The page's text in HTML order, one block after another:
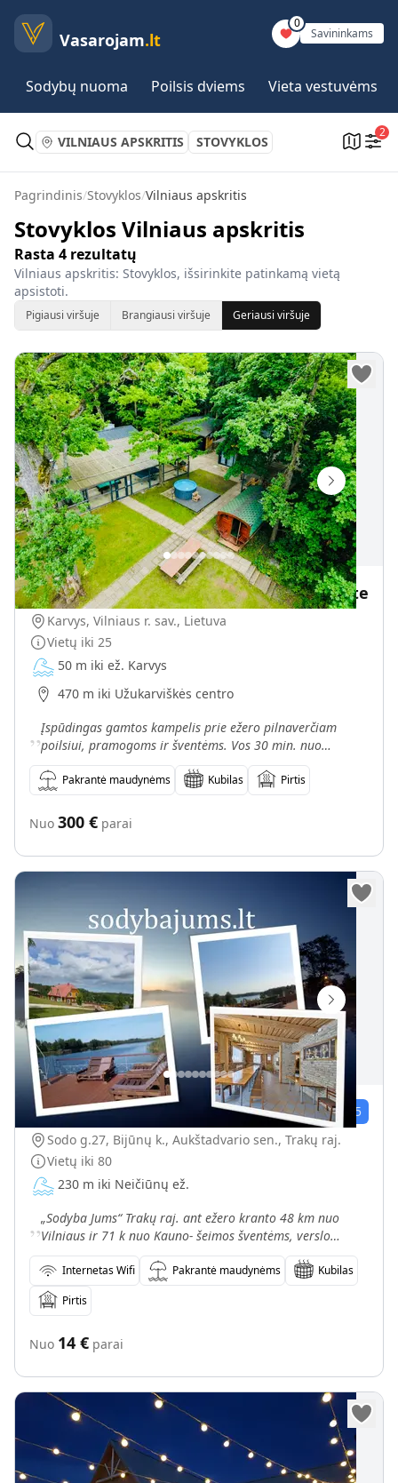
Vasarojam.lt
0
Savininkams
Sodybų nuoma Poilsis dviems Vieta vestuvėms
VILNIAUS APSKRITIS STOVYKLOS
2
Pagrindinis/Stovyklos/Vilniaus apskritis
Stovyklos Vilniaus apskritis
Rasta 4 rezultatų
Vilniaus apskritis: Stovyklos, išsirinkite patinkamą vietą
apsistoti.
Pigiausi viršuje Brangiausi viršuje Geriausi viršuje
Sodyba su pirtimi, kubilu ir ežero pakrante
Karvys, Vilniaus r. sav., Lietuva
Vietų iki 25
50 m iki ež. Karvys
470 m iki Užukarviškės centro
„Įspūdingas gamtos kampelis prie ežero pilnaverčiam
poilsiui, pramogoms ir šventėms. Vos 30 min. nuo
Vilniaus – sodyba prie Karvio ežero.
Pakrantė maudynėms Kubilas Pirtis
Nuo 300 € parai
"Sodyba Jums" Trakų raj. ant ežero kranto 1įvert. 5.0
/5
Sodo g.27, Bijūnų k., Aukštadvario sen., Trakų raj.
Vietų iki 80
230 m iki Neičiūnų ež.
„„Sodyba Jums“ Trakų raj. ant ežero kranto 48 km nuo
Vilniaus ir 71 k nuo Kauno- šeimos šventėms, verslo
renginimas, stovykloms ir mokymams iki 80 žm. su
nakvyneInternetas Wifi Pakrantė maudynėms
Kubilas
Pirtis
Nuo 14 € parai